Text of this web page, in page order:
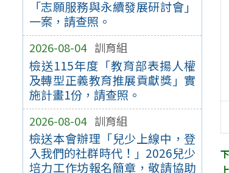
「志願服務與永續發展研討會」
一案，請查照。
2026-08-04 訓育組
檢送115年度「教育部表揚人權
及轉型正義教育推展貢獻獎」實
施計畫1份，請查照。
2026-08-04 訓育組
檢送本會辦理「兒少上線中，登
入我們的社群時代！」2026兒少
培力工作坊報名簡章，敬請協助